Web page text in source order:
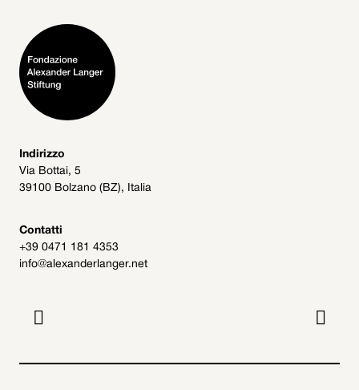
Indirizzo
Via Bottai, 5
39100 Bolzano (BZ), Italia
Contatti
+39 0471 181 4353
info@alexanderlanger.net
 